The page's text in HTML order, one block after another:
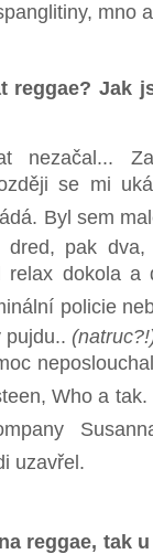
mno
reggae? Jak
nezačal...
se mi
Byl sem
dred, pak
dokola
policie
pujdu..
Who a tak.

uzavřel.
na reggae,